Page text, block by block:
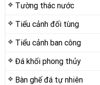
Tường thác nước
Tiểu cảnh đối tùng
Tiểu cảnh ban công
Đá khối phong thủy
Bàn ghế đá tự nhiên